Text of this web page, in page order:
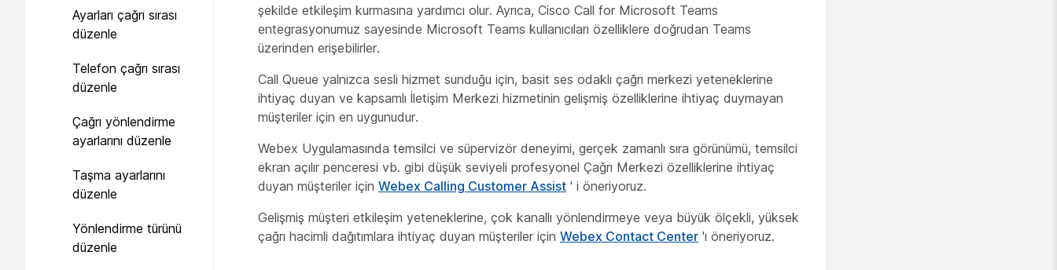
Ayarları çağrı sırası
düzenle
Telefon çağrı sırası
düzenle
Çağrı yönlendirme
ayarlarını düzenle
Taşma ayarlarını
düzenle
Yönlendirme türünü
düzenle
şekilde etkileşim kurmasına yardımcı olur. Ayrıca, Cisco Call for Microsoft Teams
entegrasyonumuz sayesinde Microsoft Teams kullanıcıları özelliklere doğrudan Teams
üzerinden erişebilirler.
Call Queue yalnızca sesli hizmet sunduğu için, basit ses odaklı çağrı merkezi yeteneklerine
ihtiyaç duyan ve kapsamlı İletişim Merkezi hizmetinin gelişmiş özelliklerine ihtiyaç duymayan
müşteriler için en uygunudur.
Webex Uygulamasında temsilci ve süpervizör deneyimi, gerçek zamanlı sıra görünümü, temsilci
ekran açılır penceresi vb. gibi düşük seviyeli profesyonel Çağrı Merkezi özelliklerine ihtiyaç
duyan müşteriler için Webex Calling Customer Assist ' i öneriyoruz.
Gelişmiş müşteri etkileşim yeteneklerine, çok kanallı yönlendirmeye veya büyük ölçekli, yüksek
çağrı hacimli dağıtımlara ihtiyaç duyan müşteriler için Webex Contact Center 'ı öneriyoruz.